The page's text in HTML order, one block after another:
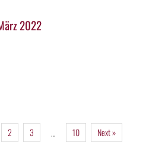
2022
2 3 … 10 Next »